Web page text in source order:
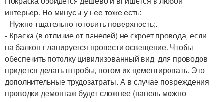
интерьер. Но минусы у нее тоже есть:
- Нужно тщательно готовить поверхность;.
- Краска (в отличие от панелей) не скроет провода, если
на балкон планируется провести освещение. Чтобы
обеспечить потолку цивилизованный вид, для проводов
придется делать штробы, потом их цементировать. Это
дополнительные трудозатраты. А в случае повреждения
проводки демонтаж будет сложнее (панель можно